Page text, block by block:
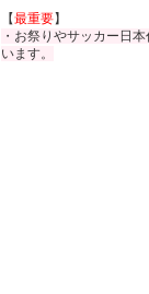
【最重要】
・お祭りやサッカー日
います。